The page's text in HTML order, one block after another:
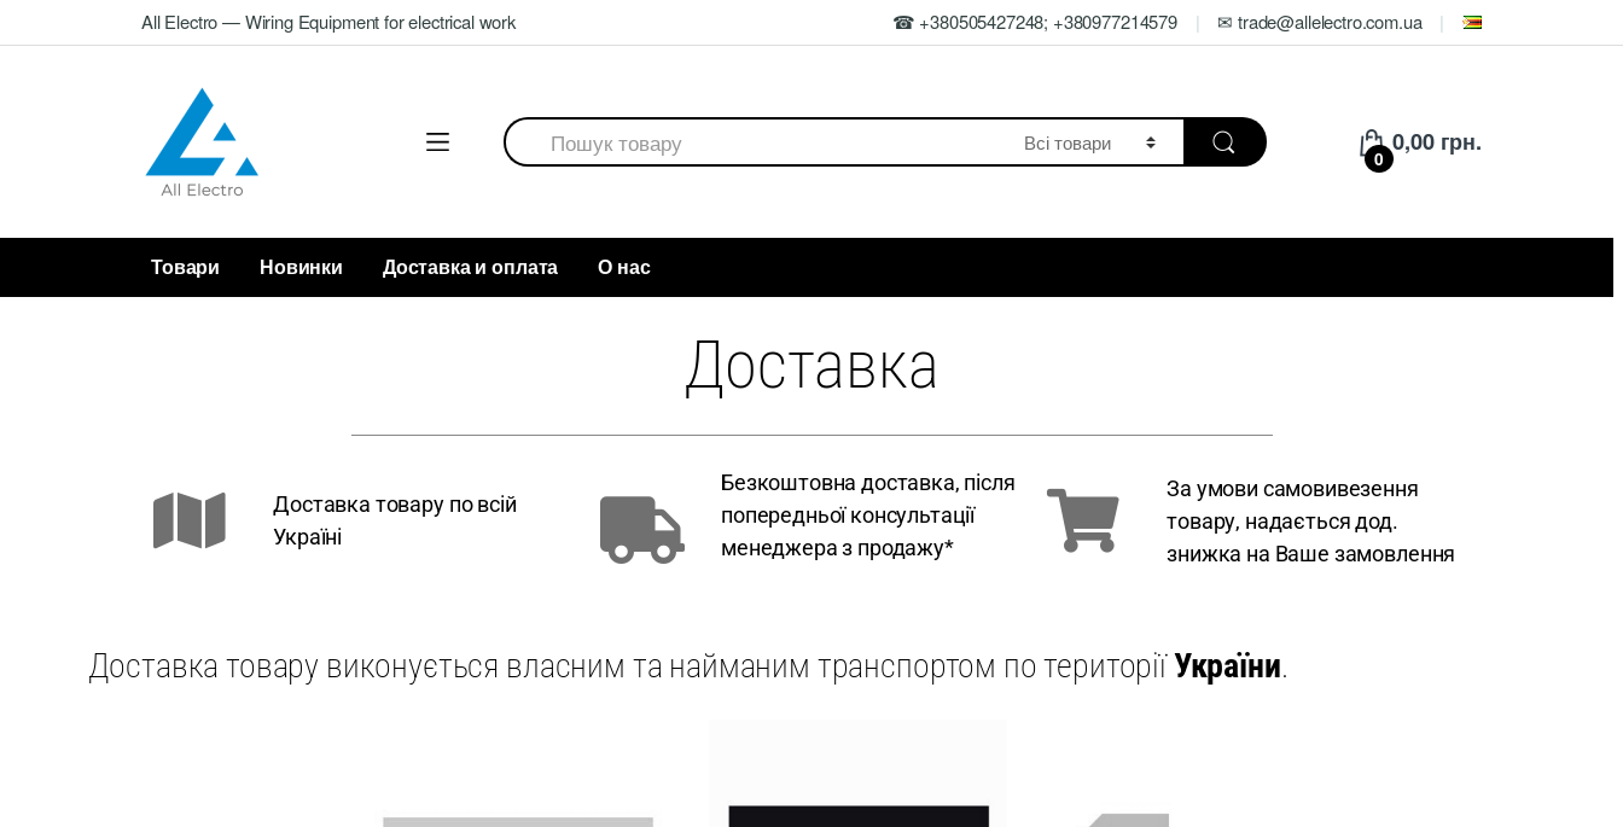
All Electro — Wiring Equipment for electrical work ☎ +380505427248; +380977214579 ✉ trade@allelectro.com.ua
0
0,00 грн.
Товари Новинки Доставка и оплата О нас
Доставка
Доставка товару по всій
Україні
Безкоштовна доставка, після
попередньої консультації
менеджера з продажу*
За умови самовивезення
товару, надається дод.
знижка на Ваше замовлення
Доставка товару виконується власним та найманим транспортом по територіїУкраїни.